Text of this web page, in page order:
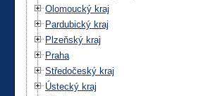
Olomoucký kraj
Pardubický kraj
Plzeňský kraj
Praha
Středočeský kraj
Ústecký kraj